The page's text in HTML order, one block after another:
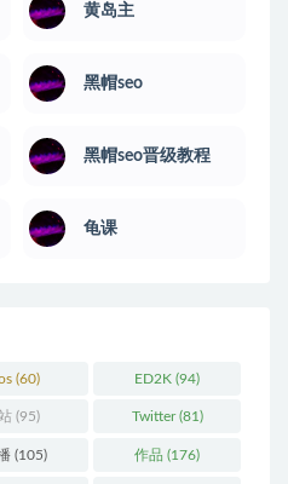
黄岛主
黑帽seo
黑帽seo晋级教程
龟课
(60) ED2K (94)
(95) Twitter(81)
(105) 作品 (176)